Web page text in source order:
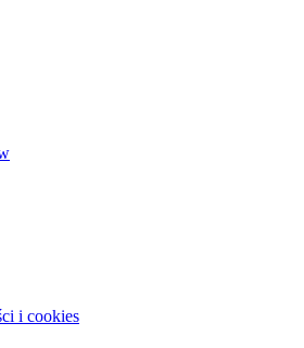
i cookies